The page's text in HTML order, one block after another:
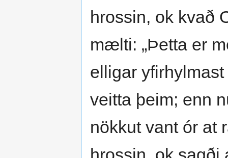
hrossin, ok kvað
mælti: „Þetta er
elligar
veitta þeim; enn
nökkut vant ór at